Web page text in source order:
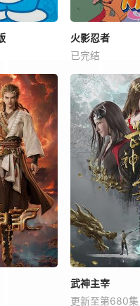
火影忍者
已完结
武神主宰
更新至第680集